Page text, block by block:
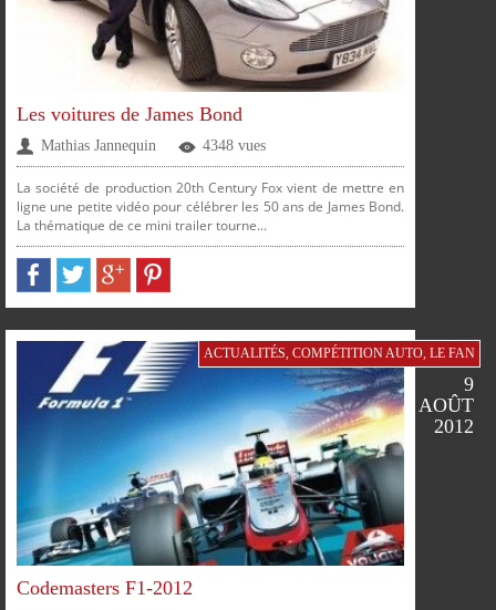
PARTAGERPARTAGERPARTAGERPARTAGER
Les voitures de James Bond
Mathias Jannequin 4348 vues
La société de production 20th Century Fox vient de mettre en
ligne une petite vidéo pour célébrer les 50 ans de James Bond.
La thématique de ce mini trailer tourne...
ACTUALITÉS, COMPÉTITION AUTO, LE FAN
9
AOÛT
2012
Codemasters F1-2012